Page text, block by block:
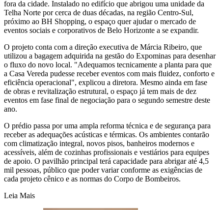
fora da cidade. Instalado no edifício que abrigou uma unidade da
Telha Norte por cerca de duas décadas, na região Centro-Sul,
próximo ao BH Shopping, o espaço quer ajudar o mercado de
eventos sociais e corporativos de Belo Horizonte a se expandir.
O projeto conta com a direção executiva de Márcia Ribeiro, que
utilizou a bagagem adquirida na gestão do Expominas para desenhar
o fluxo do novo local. "Adequamos tecnicamente a planta para que
a Casa Vereda pudesse receber eventos com mais fluidez, conforto e
eficiência operacional", explicou a diretora. Mesmo ainda em fase
de obras e revitalização estrutural, o espaço já tem mais de dez
eventos em fase final de negociação para o segundo semestre deste
ano.
O prédio passa por uma ampla reforma técnica e de segurança para
receber as adequações acústicas e térmicas. Os ambientes contarão
com climatização integral, novos pisos, banheiros modernos e
acessíveis, além de cozinhas profissionais e vestiários para equipes
de apoio. O pavilhão principal terá capacidade para abrigar até 4,5
mil pessoas, público que poder variar conforme as exigências de
cada projeto cênico e as normas do Corpo de Bombeiros.
Leia Mais